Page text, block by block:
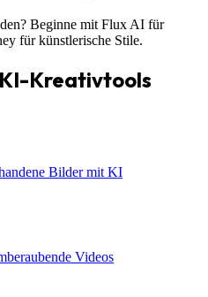
Beginne mit Flux AI für
für künstlerische Stile.
Kreativtools
Bilder mit KI
Videos